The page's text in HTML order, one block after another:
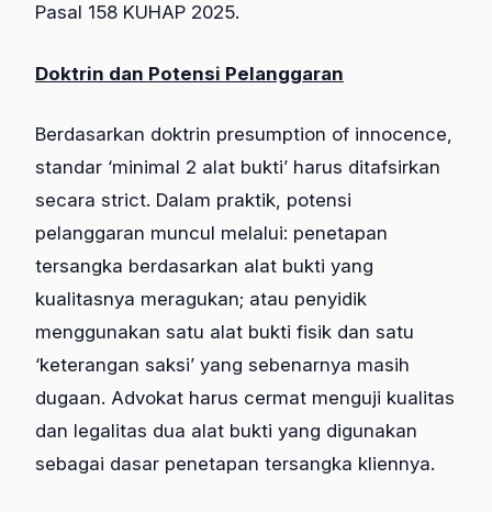
Pasal 158 KUHAP 2025.
Doktrin dan Potensi Pelanggaran
Berdasarkan doktrin presumption of innocence,
standar ‘minimal 2 alat bukti’ harus ditafsirkan
secara strict. Dalam praktik, potensi
pelanggaran muncul melalui: penetapan
tersangka berdasarkan alat bukti yang
kualitasnya meragukan; atau penyidik
menggunakan satu alat bukti fisik dan satu
‘keterangan saksi’ yang sebenarnya masih
dugaan. Advokat harus cermat menguji kualitas
dan legalitas dua alat bukti yang digunakan
sebagai dasar penetapan tersangka kliennya.